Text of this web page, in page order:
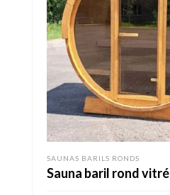
SAUNAS BARILS RONDS
Sauna baril rond vitré